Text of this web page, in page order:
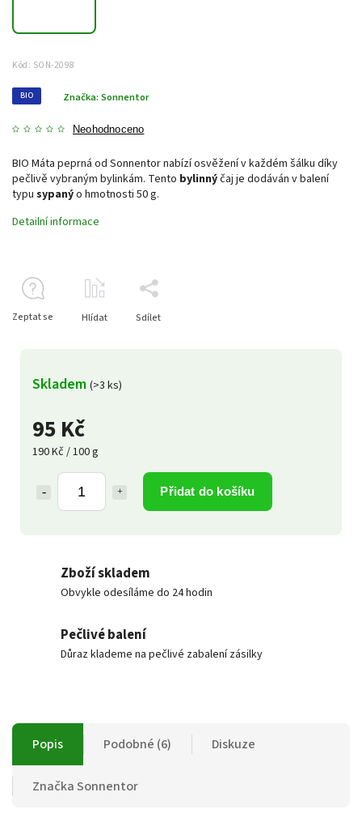
Kód: SON-2098
BIO
Neohodnoceno
Značka: Sonnentor
95 Kč
190 Kč / 100 g
Přidat do košíku
Skladem (>3 ks)
BIO Máta peprná od Sonnentor nabízí osvěžení v každém šálku díky
pečlivě vybraným bylinkám. Tento bylinnýčaj je dodáván v balení
typu sypanýo hmotnosti 50 g.
Detailní informace
Zeptat se Hlídat Sdílet
Zboží skladem
Obvykle odesíláme do 24 hodin
Pečlivé balení
Důraz klademe na pečlivé zabalení zásilky
Popis Podobné (6) Diskuze
ZnačkaSonnentor